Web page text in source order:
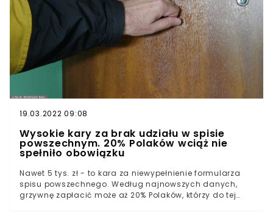
19.03.2022 09:08
Wysokie kary za brak udziału w spisie
powszechnym. 20% Polaków wciąż nie
spełniło obowiązku
Nawet 5 tys. zł - to kara za niewypełnienie formularza
spisu powszechnego. Według najnowszych danych,
grzywnę zapłacić może aż 20% Polaków, którzy do tej